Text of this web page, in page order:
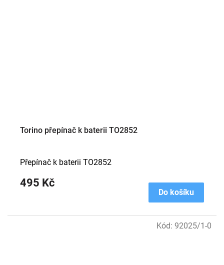
Torino přepínač k baterii TO2852
495 Kč
Do košíku
Přepínač k baterii TO2852
Kód: 92025/1-0